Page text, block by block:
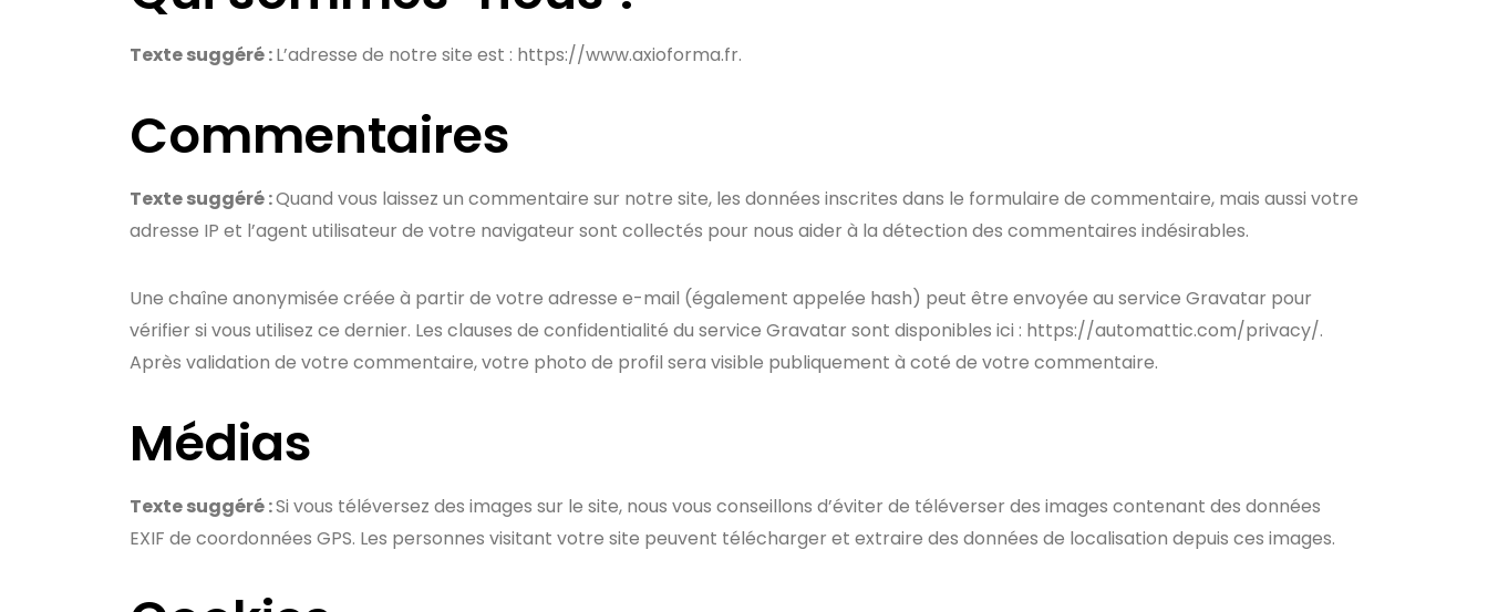
Texte suggéré :L’adresse de notre site est : https://www.axioforma.fr.
Commentaires
Texte suggéré :Quand vous laissez un commentaire sur notre site, les données inscrites dans le formulaire de commentaire, mais aussi votre
adresse IP et l’agent utilisateur de votre navigateur sont collectés pour nous aider à la détection des commentaires indésirables.
Une chaîne anonymisée créée à partir de votre adresse e-mail (également appelée hash) peut être envoyée au service Gravatar pour
vérifier si vous utilisez ce dernier. Les clauses de confidentialité du service Gravatar sont disponibles ici : https://automattic.com/privacy/.
Après validation de votre commentaire, votre photo de profil sera visible publiquement à coté de votre commentaire.
Médias
Texte suggéré :Si vous téléversez des images sur le site, nous vous conseillons d’éviter de téléverser des images contenant des données
EXIF de coordonnées GPS. Les personnes visitant votre site peuvent télécharger et extraire des données de localisation depuis ces images.